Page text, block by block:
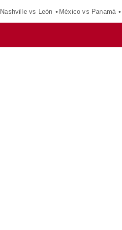
Nashville vs León México vs Panamá